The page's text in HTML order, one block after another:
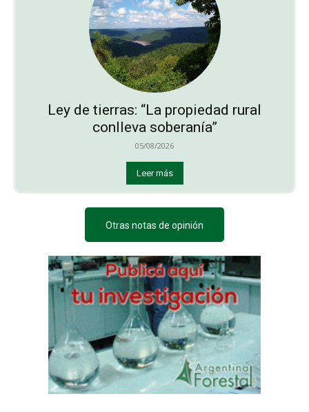
Ley de tierras: “La propiedad rural
conlleva soberanía”
05/08/2026
Leer más
Otras notas de opinión